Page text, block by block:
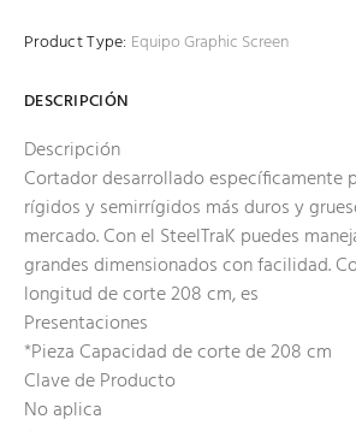
Product Type: Equipo Graphic Screen
DESCRIPCIÓN
Descripción
Cortador desarrollado específicamente
rígidos y semirrígidos más duros y
mercado. Con el SteelTraK puedes
grandes dimensionados con facilidad.
longitud de corte 208 cm, es
Presentaciones
*Pieza Capacidad de corte de 208 cm
Clave de Producto
No aplica